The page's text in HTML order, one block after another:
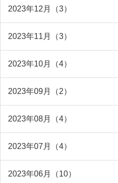
2023年12月（3）
2023年11月（3）
2023年10月（4）
2023年09月（2）
2023年08月（4）
2023年07月（4）
2023年06月（10）